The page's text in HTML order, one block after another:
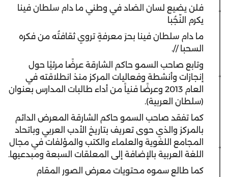
فلن يضيع لسان الضاد في وطني ما دام سلطان فينا
يكرم النّجُبا
ما دام سلطان فينا بحرَ معرفةٍ تروي ثقافتُه من فكره
السحبا //.
وتابع صاحب السمو حاكم الشارقة عرضًا مرئيًا حول
إنجازات وأنشطة وفعاليات المركز منذ انطلاقته في
العام 2013 وعرضًا فنياً من أداء طالبات المدارس بعنوان
(سلطان العربية).
كما تفقد صاحب السمو حاكم الشارقة المعرض الدائم
بالمركز والذي حوى تعريف بتاريخ الأدب العربي وباتحاد
المجامع اللغوية والعلماء والكتب والمؤلفات في مجال
اللغة العربية بالإضافة إلى المعلقات السبعة ومبدعيها.
كما طالع سموه محتويات معرض الصور المقام